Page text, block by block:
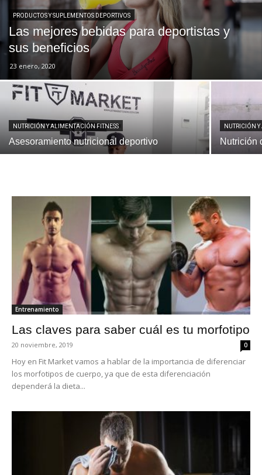
PRODUCTOS Y SUPLEMENTOS DEPORTIVOS
Las mejores bebidas para deportistas y
sus beneficios
23 enero, 2020
NUTRICIÓN Y ALIMENTACIÓN FITNESS
Asesoramiento nutricional deportivo
NUTRICIÓN
Nutrición
Entrenamiento
Las claves para saber cuál es tu morfotipo
20 noviembre, 2019 0
Hoy en Fit Market vamos a hablar de la importancia de diferenciar
los morfotipos de cuerpo, ya que de esta diferenciación
dependerá la dieta...